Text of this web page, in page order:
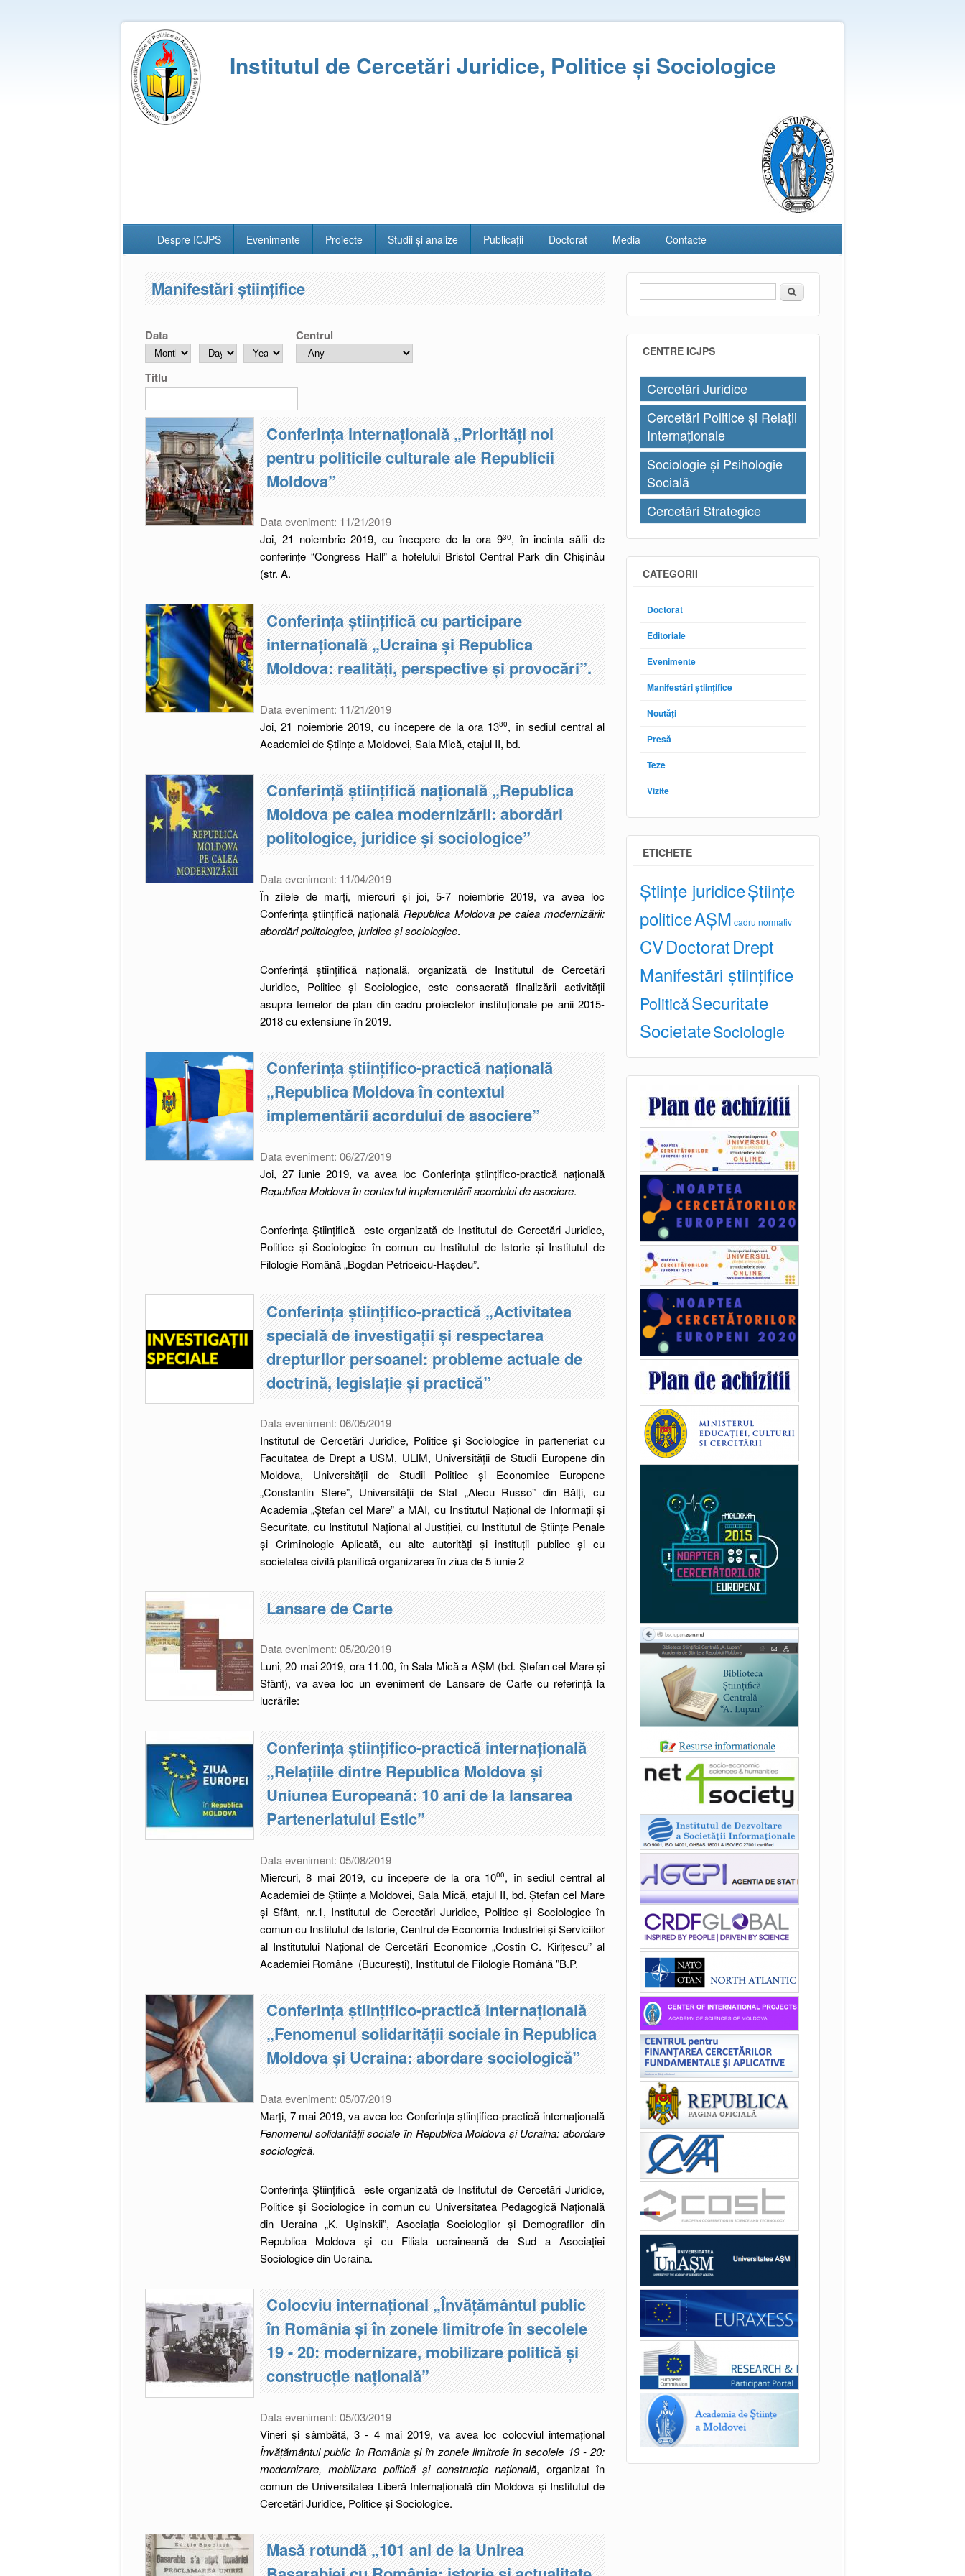
Institutul de Cercetări Juridice, Politice și Sociologice
Despre ICJPS Evenimente Proiecte Studii și analize Publicații Doctorat Media Contacte
Manifestări științifice
Data
Month Day Year
Centrul
Titlu
Conferința internațională „Priorități noi
pentru politicile culturale ale Republicii
Moldova”
Data eveniment: 11/21/2019
Joi, 21 noiembrie 2019, cu începere de la ora 930, în incinta sălii de
conferințe “Congress Hall” a hotelului Bristol Central Park din Chișinău
(str. A.
Conferința științifică cu participare
internațională „Ucraina și Republica
Moldova: realități, perspective și provocări”.
Data eveniment: 11/21/2019
Joi, 21 noiembrie 2019, cu începere de la ora 1330, în sediul central al
Academiei de Științe a Moldovei, Sala Mică, etajul II, bd.
Conferință științifică națională „Republica
Moldova pe calea modernizării: abordări
politologice, juridice și sociologice”
Data eveniment: 11/04/2019
În zilele de marți, miercuri și joi, 5-7 noiembrie 2019, va avea loc
Conferința științifică națională Republica Moldova pe calea modernizării:
abordări politologice, juridice și sociologice.
Conferință științifică națională, organizată de Institutul de Cercetări
Juridice, Politice și Sociologice, este consacrată finalizării activității
asupra temelor de plan din cadru proiectelor instituționale pe anii 2015-
2018 cu extensiune în 2019.
Conferința științifico-practică națională
„Republica Moldova în contextul
implementării acordului de asociere”
Data eveniment: 06/27/2019
Joi, 27 iunie 2019, va avea loc Conferința științifico-practică națională
Republica Moldova în contextul implementării acordului de asociere.
Conferința Științifică este organizată de Institutul de Cercetări Juridice,
Politice și Sociologice în comun cu Institutul de Istorie și Institutul de
Filologie Română „Bogdan Petriceicu-Hașdeu”.
Conferința științifico-practică „Activitatea
specială de investigații și respectarea
drepturilor persoanei: probleme actuale de
doctrină, legislație și practică”
Data eveniment: 06/05/2019
Institutul de Cercetări Juridice, Politice și Sociologice în parteneriat cu
Facultatea de Drept a USM, ULIM, Universității de Studii Europene din
Moldova, Universității de Studii Politice și Economice Europene
„Constantin Stere”, Universității de Stat „Alecu Russo” din Bălți, cu
Academia „Ștefan cel Mare” a MAI, cu Institutul Național de Informaţii şi
Securitate, cu Institutul Național al Justiției, cu Institutul de Științe Penale
și Criminologie Aplicată, cu alte autorități și instituții publice și cu
societatea civilă planifică organizarea în ziua de 5 iunie 2
Lansare de Carte
Data eveniment: 05/20/2019
Luni, 20 mai 2019, ora 11.00, în Sala Mică a AȘM (bd. Ștefan cel Mare și
Sfânt), va avea loc un eveniment de Lansare de Carte cu referință la
lucrările:
Conferința științifico-practică internațională
„Relațiile dintre Republica Moldova și
Uniunea Europeană: 10 ani de la lansarea
Parteneriatului Estic”
Data eveniment: 05/08/2019
Miercuri, 8 mai 2019, cu începere de la ora 1000, în sediul central al
Academiei de Științe a Moldovei, Sala Mică, etajul II, bd. Ștefan cel Mare
și Sfânt, nr.1, Institutul de Cercetări Juridice, Politice și Sociologice în
comun cu Institutul de Istorie, Centrul de Economia Industriei și Serviciilor
al Institutului Național de Cercetări Economice „Costin C. Kirițescu” al
Academiei Române (București), Institutul de Filologie Română "B.P.
Conferința științifico-practică internațională
„Fenomenul solidarității sociale în Republica
Moldova și Ucraina: abordare sociologică”
Data eveniment: 05/07/2019
Marți, 7 mai 2019, va avea loc Conferința științifico-practică internațională
Fenomenul solidarității sociale în Republica Moldova și Ucraina: abordare
sociologică.
Conferința Științifică este organizată de Institutul de Cercetări Juridice,
Politice și Sociologice în comun cu Universitatea Pedagogică Națională
din Ucraina „K. Ușinskii”, Asociația Sociologilor și Demografilor din
Republica Moldova și cu Filiala ucraineană de Sud a Asociației
Sociologice din Ucraina.
Colocviu internațional „Învățământul public
în România și în zonele limitrofe în secolele
19 - 20: modernizare, mobilizare politică și
construcție națională”
Data eveniment: 05/03/2019
Vineri și sâmbătă, 3 - 4 mai 2019, va avea loc colocviul internațional
Învățământul public în România și în zonele limitrofe în secolele 19 - 20:
modernizare, mobilizare politică și construcție națională, organizat în
comun de Universitatea Liberă Internațională din Moldova și Institutul de
Cercetări Juridice, Politice și Sociologice.
Masă rotundă „101 ani de la Unirea
Formular de căutare
Căutare
CENTRE ICJPS
Cercetări Juridice
Cercetări Politice și Relații
Internaționale
Sociologie și Psihologie
Socială
Cercetări Strategice
CATEGORII
Doctorat
Editoriale
Evenimente
Manifestări științifice
Noutăți
Presă
Teze
Vizite
ETICHETE
Științe juridiceȘtiințe
politiceAȘM cadru normativ
CVDoctoratDrept
Manifestări științifice
PoliticăSecuritate
SocietateSociologie